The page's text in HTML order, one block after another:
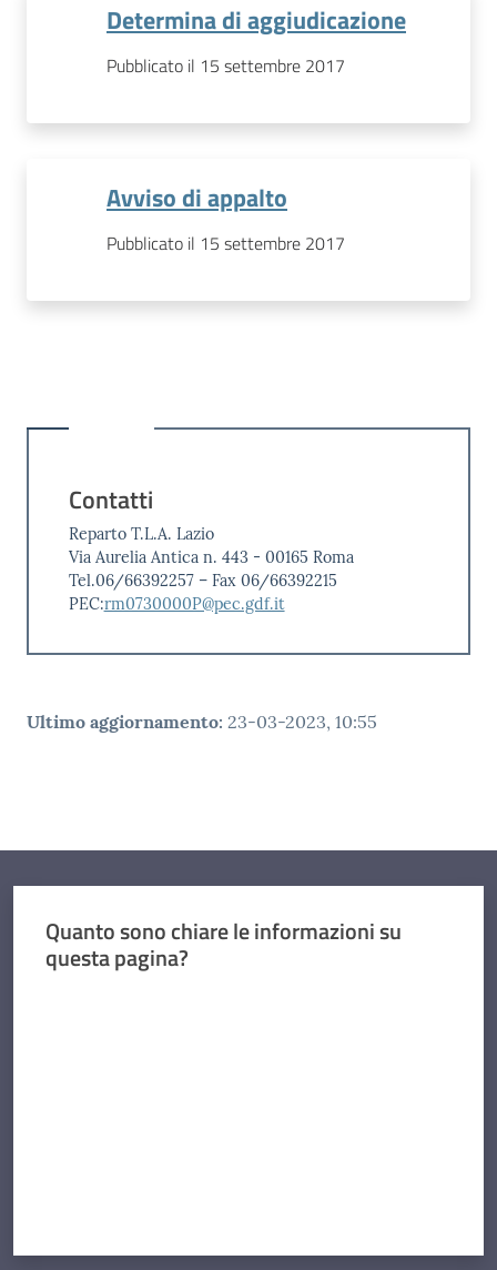
Determina di aggiudicazione
Pubblicato il 15 settembre 2017
Avviso di appalto
Pubblicato il 15 settembre 2017
Contatti
Reparto T.L.A. Lazio
Via Aurelia Antica n. 443 - 00165 Roma
Tel.06/66392257 – Fax 06/66392215
PEC:rm0730000P@pec.gdf.it
Ultimo aggiornamento: 23-03-2023, 10:55
Quanto sono chiare le informazioni su
questa pagina?